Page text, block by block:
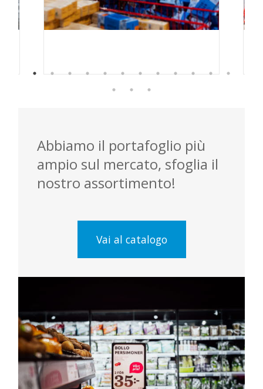
Abbiamo il portafoglio più
ampio sul mercato, sfoglia il
nostro assortimento!
Vai al catalogo